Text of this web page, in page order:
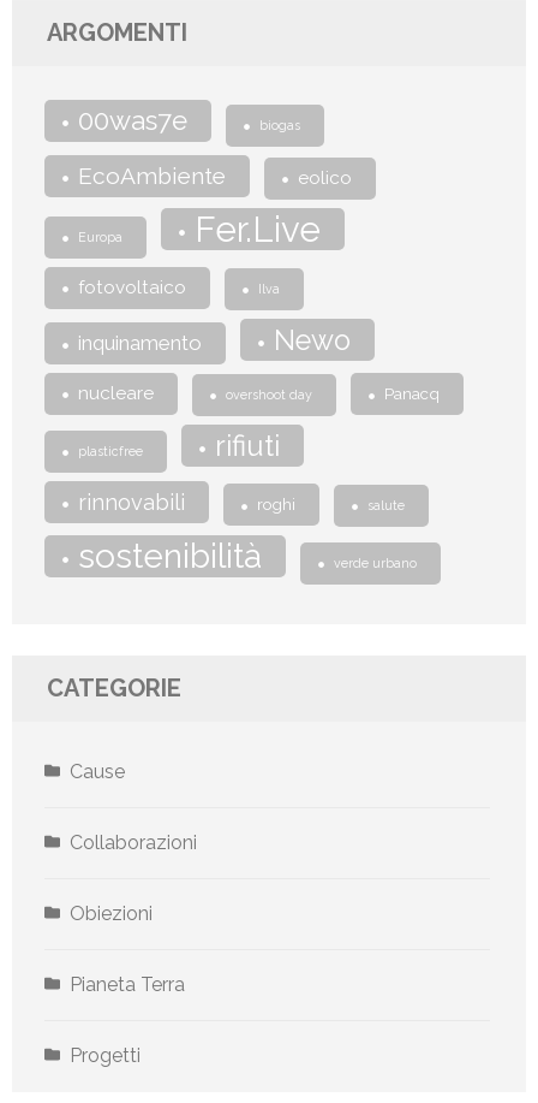
ARGOMENTI
00was7e biogas
EcoAmbiente eolico
Europa Fer.Live
fotovoltaico Ilva
inquinamento Newo
nucleare overshoot day Panacq
plasticfree rifiuti
rinnovabili roghi salute
sostenibilità verde urbano
CATEGORIE
Cause
Collaborazioni
Obiezioni
Pianeta Terra
Progetti